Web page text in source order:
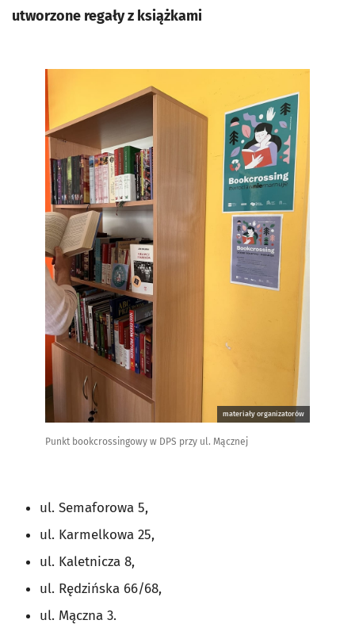
utworzone regały z książkami
materiały organizatorów
Punkt bookcrossingowy w DPS przy ul. Mącznej
ul. Semaforowa 5,
ul. Karmelkowa 25,
ul. Kaletnicza 8,
ul. Rędzińska 66/68,
ul. Mączna 3.